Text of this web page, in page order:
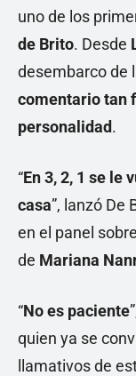
uno de los
de Brito. Desde
desembarco de
comentario tan
personalidad.
“En 3, 2, 1 se le
casa”, lanzó De
en el panel
de Mariana
“No es paciente
quien ya se
llamativos de